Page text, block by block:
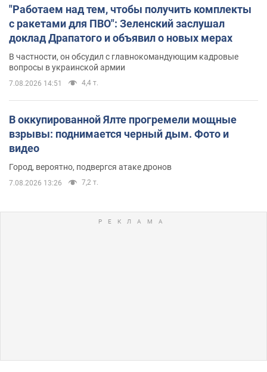
"Работаем над тем, чтобы получить комплекты
с ракетами для ПВО": Зеленский заслушал
доклад Драпатого и объявил о новых мерах
В частности, он обсудил с главнокомандующим кадровые
вопросы в украинской армии
7.08.2026 14:51 4,4 т.
В оккупированной Ялте прогремели мощные
взрывы: поднимается черный дым. Фото и
видео
Город, вероятно, подвергся атаке дронов
7.08.2026 13:26 7,2 т.